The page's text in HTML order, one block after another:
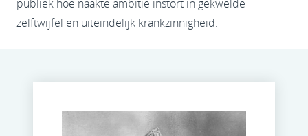
publiek hoe naakte ambitie instort in gekwelde
zelftwijfel en uiteindelijk krankzinnigheid.